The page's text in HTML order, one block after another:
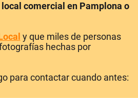
comercial en Pamplona o
y que miles de personas
hechas por
para contactar cuando antes: